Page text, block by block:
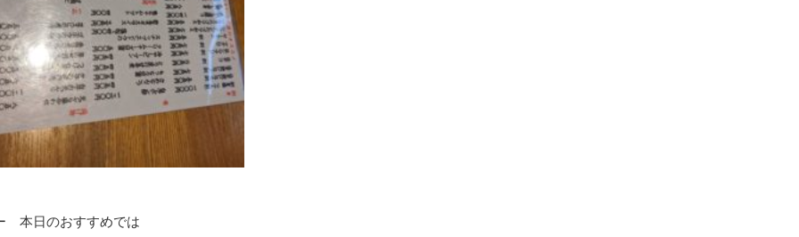
本日のおすすめでは